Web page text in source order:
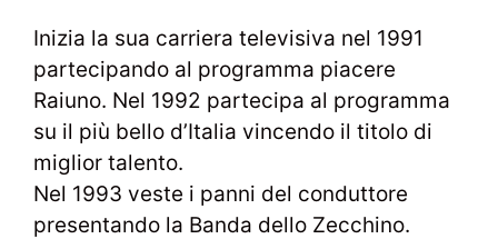
Inizia la sua carriera televisiva nel 1991
partecipando al programma piacere
Raiuno. Nel 1992 partecipa al programma
su il più bello d’Italia vincendo il titolo di
miglior talento.
Nel 1993 veste i panni del conduttore
presentando la Banda dello Zecchino.